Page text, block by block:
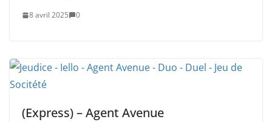
8 avril 2025 0
(Express) – Agent Avenue